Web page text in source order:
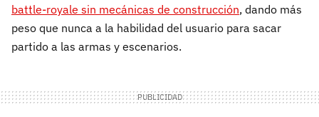
battle-royale sin mecánicas de construcción, dando más
peso que nunca a la habilidad del usuario para sacar
partido a las armas y escenarios.